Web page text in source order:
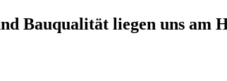
Bauqualität liegen uns am